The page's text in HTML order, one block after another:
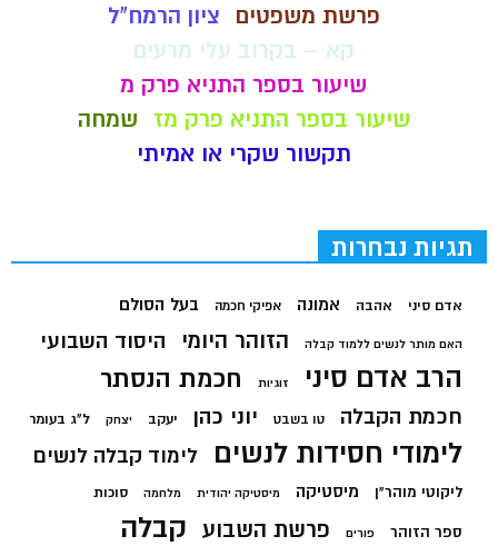
פרשת משפטים
ציון הרמח"ל
קא – בקרוב עלי מרעים
שיעור בספר התניא פרק מ
שיעור בספר התניא פרק מז
שמחה
תקשור שקרי או אמיתי
תגיות נבחרות
אדם סיני אהבה אמונה אפיקי חכמה בעל הסולם
האם מותר לנשים ללמוד קבלה הזוהר היומי היסוד השבועי
הרב אדם סיני זוגיות חכמת הנסתר
חכמת הקבלה טו בשבט יוני כהן יעקב יצחק ל"ג בעומר
לימודי חסידות לנשים לימוד קבלה לנשים
ליקוטי מוהר"ן מיסטיקה מיסטיקה יהודית מלחמה סוכות
ספר הזוהר פורים פרשת השבוע קבלה